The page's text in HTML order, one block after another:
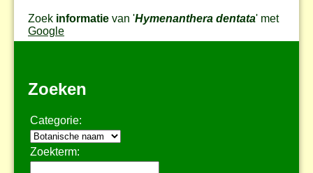
Zoek informatie van 'Hymenanthera dentata' met
Google
Zoeken
Categorie:
Zoekterm: